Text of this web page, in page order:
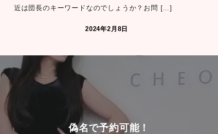
近は団長のキーワードなのでしょうか？お問 […]
2024年2月8日
偽名で予約可能！